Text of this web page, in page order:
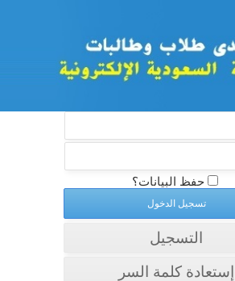
حفظ البيانات؟
التسجيل
إستعادة كلمة السر